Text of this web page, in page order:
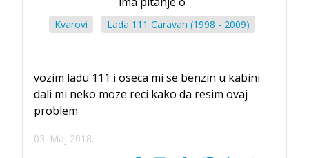
Kvarovi Lada 111 Caravan (1998 - 2009)
vozim ladu 111 i oseca mi se benzin u kabini
dali mi neko moze reci kako da resim ovaj
problem
03. Maj 2018.